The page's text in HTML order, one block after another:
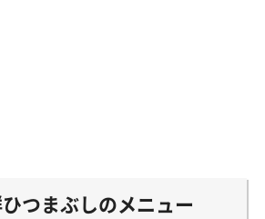
つまぶしのメニュー